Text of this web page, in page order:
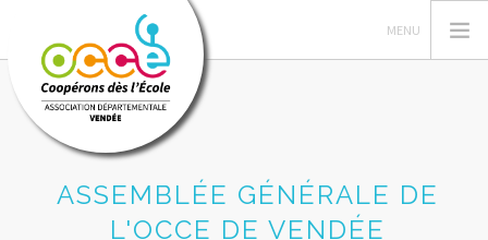
L'OCCE
C'EST QUOI UNE COOPERATIVE
ASSEMBLÉE GÉNÉRALE DE
L'OCCE DE VENDÉE